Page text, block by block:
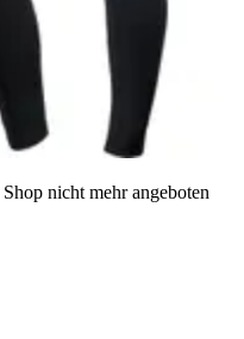
nicht mehr angeboten